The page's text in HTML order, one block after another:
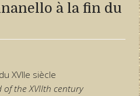
à la fin du
XVIIe siècle
the XVIIth century